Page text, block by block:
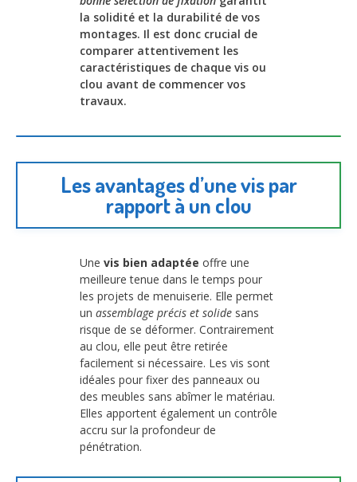
la solidité et la durabilité de vos
montages. Il est donc crucial de
comparer attentivement les
caractéristiques de chaque vis ou
clou avant de commencer vos
travaux.
Les avantages d’une vis par
rapport à un clou
Une vis bien adaptée offre une
meilleure tenue dans le temps pour
les projets de menuiserie. Elle permet
un assemblage précis et solide sans
risque de se déformer. Contrairement
au clou, elle peut être retirée
facilement si nécessaire. Les vis sont
idéales pour fixer des panneaux ou
des meubles sans abîmer le matériau.
Elles apportent également un contrôle
accru sur la profondeur de
pénétration.